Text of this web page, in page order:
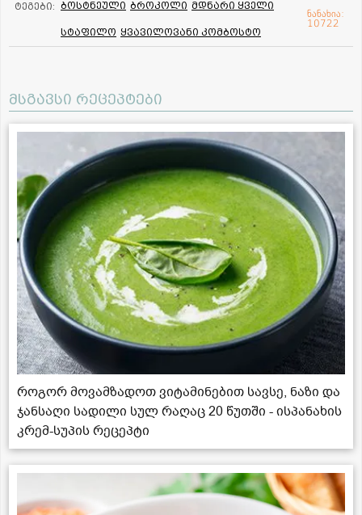
ტეგები: ბოსტნეული ბროკოლი მდნარი ყველი
სტაფილო ყვავილოვანი კომბოსტო
ნანახია:
10722
მსგავსი რეცეპტები
როგორ მოვამზადოთ ვიტამინებით სავსე, ნაზი და
ჯანსაღი სადილი სულ რაღაც 20 წუთში - ისპანახის
კრემ-სუპის რეცეპტი